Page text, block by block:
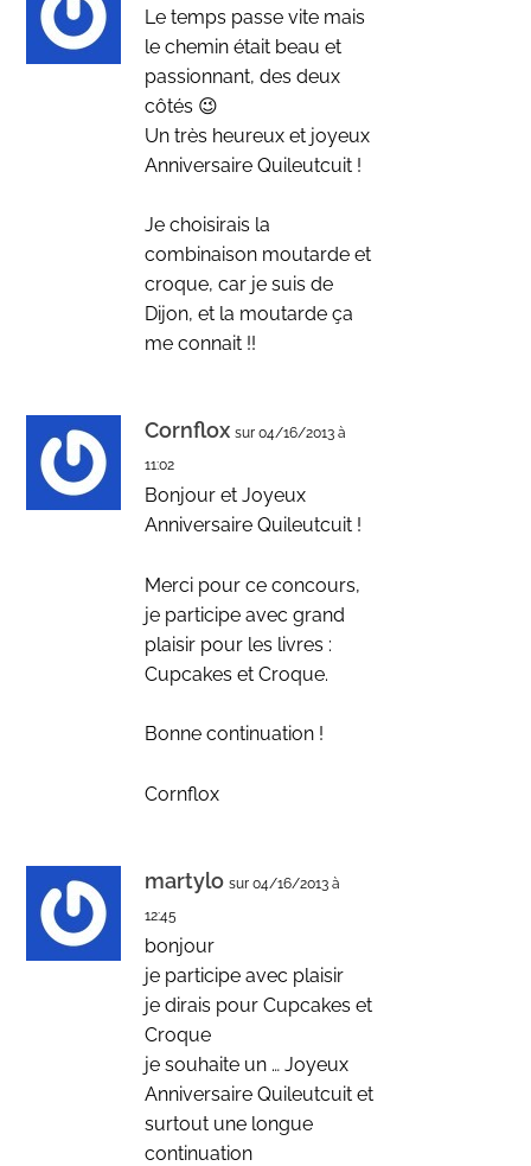
Le temps passe vite mais
le chemin était beau et
passionnant, des deux
côtés 😉
Un très heureux et joyeux
Anniversaire Quileutcuit !
Je choisirais la
combinaison moutarde et
croque, car je suis de
Dijon, et la moutarde ça
me connait !!
Cornflox sur 04/16/2013 à
11:02
Bonjour et Joyeux
Anniversaire Quileutcuit !
Merci pour ce concours,
je participe avec grand
plaisir pour les livres :
Cupcakes et Croque.
Bonne continuation !
Cornflox
martylo sur 04/16/2013 à
12:45
bonjour
je participe avec plaisir
je dirais pour Cupcakes et
Croque
je souhaite un … Joyeux
Anniversaire Quileutcuit et
surtout une longue
continuation